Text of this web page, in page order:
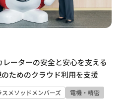
ーターの安全と安心を支える
ためのクラウド利用を支援
スメソッドメンバーズ 電機・精密